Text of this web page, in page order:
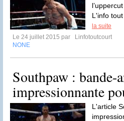
L'info tout
la suite
Le 24 juillet 2015 par
Linfotoutcourt
NONE
Southpaw : bande-
impressionnante
L'article